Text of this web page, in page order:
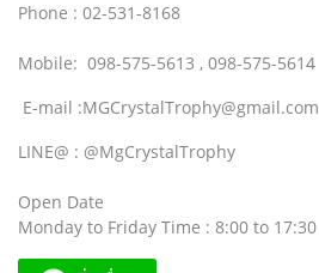
Phone : 02-531-8168
Mobile: 098-575-5613 , 098-575-5614
E-mail :MGCrystalTrophy@gmail.com
LINE@ : @MgCrystalTrophy
Open Date
Monday to Friday Time : 8:00 to 17:30